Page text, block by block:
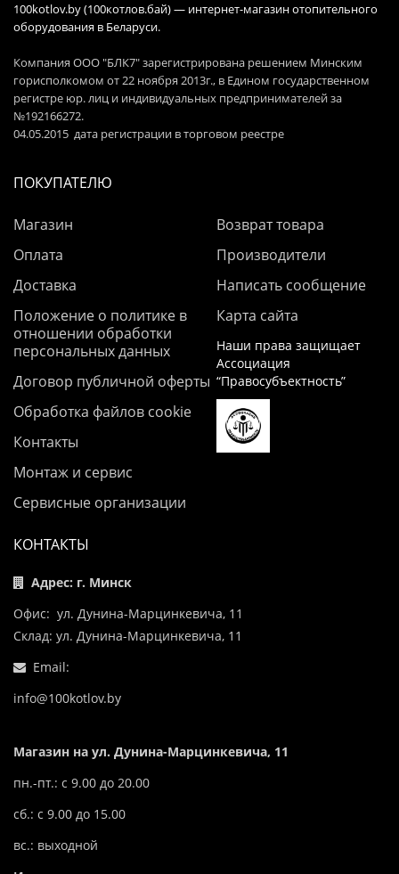
100kotlov.by (100котлов.бай) — интернет-магазин отопительного
оборудования в Беларуси.
Компания ООО "БЛК7" зарегистрирована решением Минским
горисполкомом от 22 ноября 2013г., в Едином государственном
регистре юр. лиц и индивидуальных предпринимателей за
№192166272.
04.05.2015 дата регистрации в торговом реестре
ПОКУПАТЕЛЮ
Магазин
Оплата
Доставка
Положение о политике в
отношении обработки
персональных данных
Договор публичной оферты
Обработка файлов cookie
Контакты
Монтаж и сервис
Сервисные организации
Возврат товара
Производители
Написать сообщение
Карта сайта
Наши права защищает
Ассоциация
“Правосубъектность”
КОНТАКТЫ
Адрес: г. Минск
Офис: ул. Дунина-Марцинкевича, 11
Склад: ул. Дунина-Марцинкевича, 11
Email:
info@100kotlov.by
Магазин на ул. Дунина-Марцинкевича, 11
пн.-пт.: с 9.00 до 20.00
сб.: с 9.00 до 15.00
вс.: выходной